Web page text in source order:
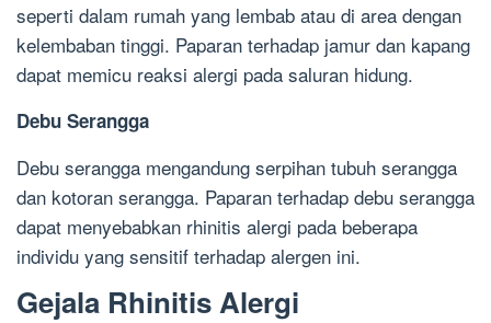
seperti dalam rumah yang lembab atau di area dengan
kelembaban tinggi. Paparan terhadap jamur dan kapang
dapat memicu reaksi alergi pada saluran hidung.
Debu Serangga
Debu serangga mengandung serpihan tubuh serangga
dan kotoran serangga. Paparan terhadap debu serangga
dapat menyebabkan rhinitis alergi pada beberapa
individu yang sensitif terhadap alergen ini.
Gejala Rhinitis Alergi